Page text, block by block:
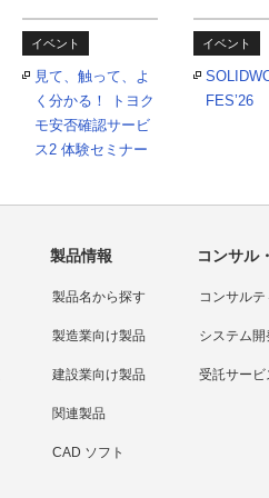
イベント
見て、触って、よ
く分かる！ トヨク
モ安否確認サービ
ス2 体験セミナー
イベント
FES’26
製品情報
製品名から探す
製造業向け製品
建設業向け製品
関連製品
CAD ソフト
コンサル
コンサル
システム
受託サービ